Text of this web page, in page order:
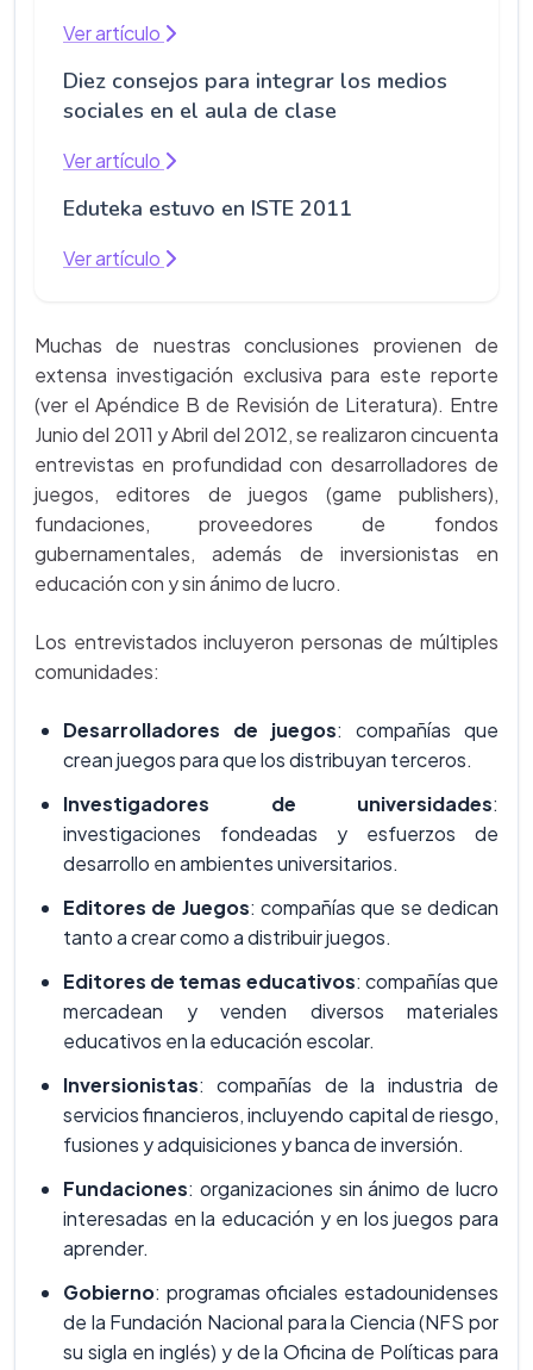
Ver artículo
Diez consejos para integrar los medios
sociales en el aula de clase
Ver artículo
Eduteka estuvo en ISTE 2011
Ver artículo
Muchas de nuestras conclusiones provienen de
extensa investigación exclusiva para este reporte
(ver el Apéndice B de Revisión de Literatura). Entre
Junio del 2011 y Abril del 2012, se realizaron cincuenta
entrevistas en profundidad con desarrolladores de
juegos, editores de juegos (game publishers),
fundaciones, proveedores de fondos
gubernamentales, además de inversionistas en
educación con y sin ánimo de lucro.
Los entrevistados incluyeron personas de múltiples
comunidades:
Desarrolladores de juegos: compañías que
crean juegos para que los distribuyan terceros.
Investigadores de universidades:
investigaciones fondeadas y esfuerzos de
desarrollo en ambientes universitarios.
Editores de Juegos: compañías que se dedican
tanto a crear como a distribuir juegos.
Editores de temas educativos: compañías que
mercadean y venden diversos materiales
educativos en la educación escolar.
Inversionistas: compañías de la industria de
servicios financieros, incluyendo capital de riesgo,
fusiones y adquisiciones y banca de inversión.
Fundaciones: organizaciones sin ánimo de lucro
interesadas en la educación y en los juegos para
aprender.
Gobierno: programas oficiales estadounidenses
de la Fundación Nacional para la Ciencia (NFS por
su sigla en inglés) y de la Oficina de Políticas para